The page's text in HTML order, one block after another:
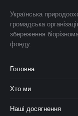
Українська
громадська
збереження
фонду.
Головна
Хто ми
Наші досягнення